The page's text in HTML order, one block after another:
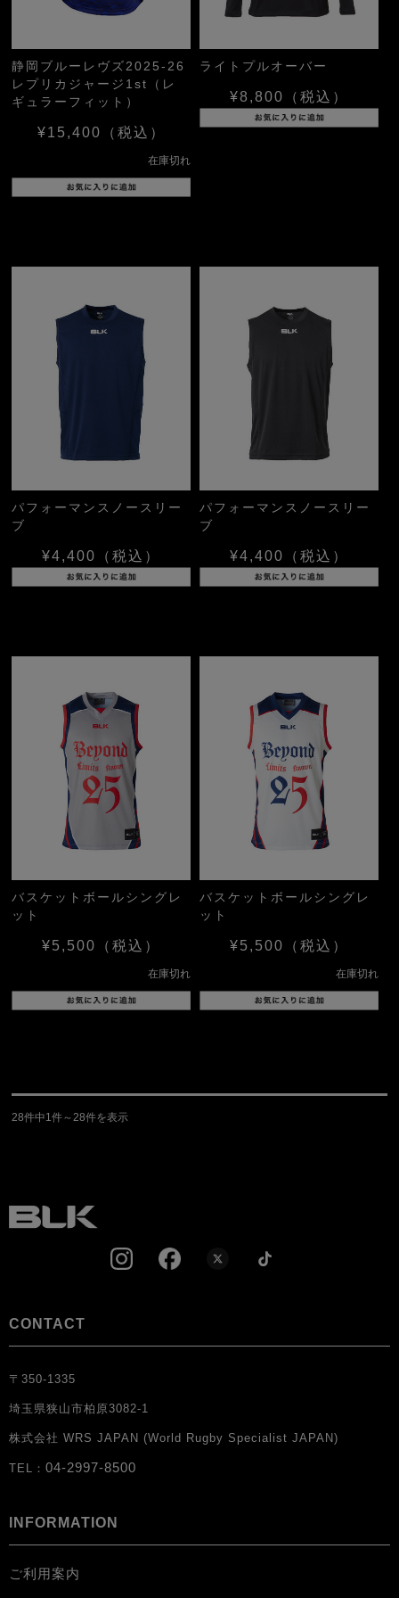
静岡ブルーレヴズ2025-26
レプリカジャージ1st（レ
ギュラーフィット）
¥15,400 （税込）
在庫切れ
ライトプルオーバー
¥8,800 （税込）
パフォーマンスノースリー
ブ
¥4,400 （税込）
パフォーマンスノースリー
ブ
¥4,400 （税込）
バスケットボールシングレ
ット
¥5,500 （税込）
在庫切れ
バスケットボールシングレ
ット
¥5,500 （税込）
在庫切れ
28件中1件～28件を表示
CONTACT
〒350-1335
埼玉県狭山市柏原3082-1
株式会社 WRS JAPAN (World Rugby Specialist JAPAN)
TEL： 04-2997-8500
INFORMATION
ご利用案内